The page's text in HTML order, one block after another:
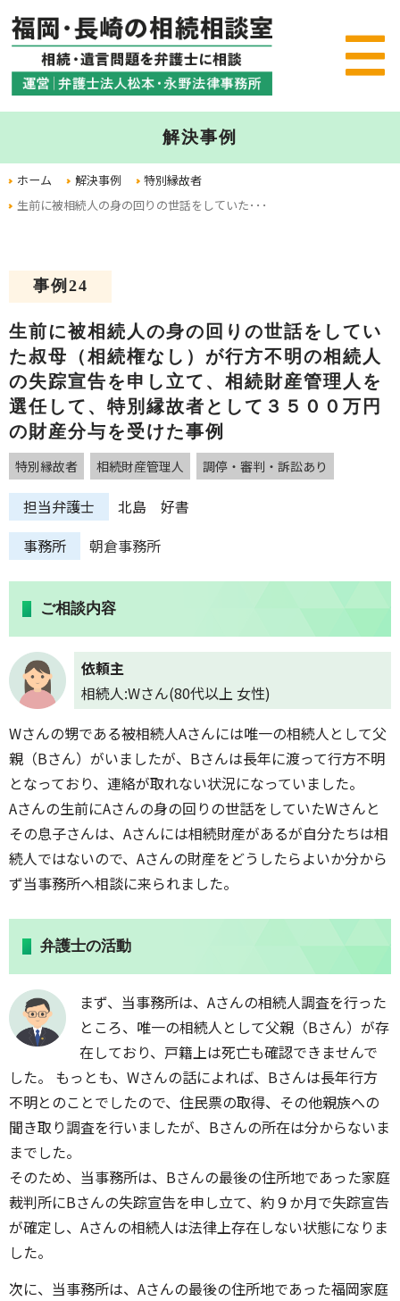
解決事例
ホーム 解決事例
特別縁故者
生前に被相続人の身の回りの世話をしていた･･･
事例24
生前に被相続人の身の回りの世話をしてい
た叔母（相続権なし）が行方不明の相続人
の失踪宣告を申し立て、相続財産管理人を
選任して、特別縁故者として３５００万円
の財産分与を受けた事例
特別縁故者 相続財産管理人 調停・審判・訴訟あり
担当弁護士
北島 好書
事務所
朝倉事務所
ご相談内容
依頼主
相続人:Wさん(80代以上 女性)
Wさんの甥である被相続人Aさんには唯一の相続人として父
親（Bさん）がいましたが、Bさんは長年に渡って行方不明
となっており、連絡が取れない状況になっていました。
Aさんの生前にAさんの身の回りの世話をしていたWさんと
その息子さんは、Aさんには相続財産があるが自分たちは相
続人ではないので、Aさんの財産をどうしたらよいか分から
ず当事務所へ相談に来られました。
弁護士の活動
まず、当事務所は、Aさんの相続人調査を行った
ところ、唯一の相続人として父親（Bさん）が存
在しており、戸籍上は死亡も確認できませんで
した。 もっとも、Wさんの話によれば、Bさんは長年行方
不明とのことでしたので、住民票の取得、その他親族への
聞き取り調査を行いましたが、Bさんの所在は分からないま
までした。
そのため、当事務所は、Bさんの最後の住所地であった家庭
裁判所にBさんの失踪宣告を申し立て、約９か月で失踪宣告
が確定し、Aさんの相続人は法律上存在しない状態になりま
した。
次に、当事務所は、Aさんの最後の住所地であった福岡家庭